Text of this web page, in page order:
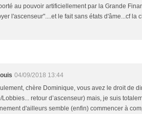
au pouvoir artificiellement par la Grande
l'ascenseur"....et le fait sans états d'âme...cf la
04/09/2018 13:44
chère Dominique, vous avez le droit de
Lobbies... retour d’ascenseur) mais, je suis
d'ailleurs semble (enfin) commencer à